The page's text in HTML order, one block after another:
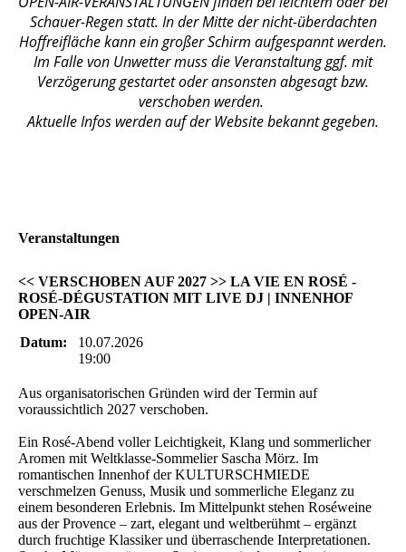
Schauer-Regen statt. In der Mitte der nicht-überdachten
Hoffreifläche kann ein großer Schirm aufgespannt werden.
Im Falle von Unwetter muss die Veranstaltung ggf. mit
Verzögerung gestartet oder ansonsten abgesagt bzw.
verschoben werden.
Aktuelle Infos werden auf der Website bekannt gegeben.
Veranstaltungen
<< VERSCHOBEN AUF 2027 >> LA VIE EN ROSÉ -
ROSÉ-DÉGUSTATION MIT LIVE DJ | INNENHOF
OPEN-AIR
Datum:
10.07.2026
19:00
Aus organisatorischen Gründen wird der Termin auf
voraussichtlich 2027 verschoben.
Ein Rosé-Abend voller Leichtigkeit, Klang und sommerlicher
Aromen mit Weltklasse-Sommelier Sascha Mörz. Im
romantischen Innenhof der KULTURSCHMIEDE
verschmelzen Genuss, Musik und sommerliche Eleganz zu
einem besonderen Erlebnis. Im Mittelpunkt stehen Roséweine
aus der Provence – zart, elegant und weltberühmt – ergänzt
durch fruchtige Klassiker und überraschende Interpretationen.